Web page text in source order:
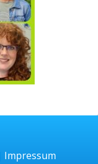
Impressum